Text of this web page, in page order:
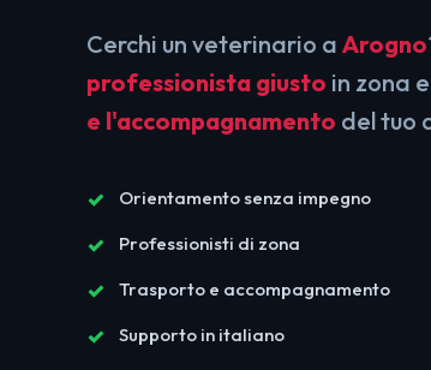
Cerchi un veterinario a Arogno
professionista giusto in zona
e l'accompagnamento del tuo
Orientamento senza impegno
Professionisti di zona
Trasporto e accompagnamento
Supporto in italiano